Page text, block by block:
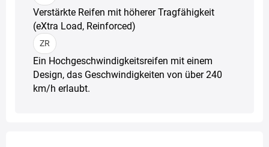
Verstärkte Reifen mit höherer Tragfähigkeit
(eXtra Load, Reinforced)
ZR
Ein Hochgeschwindigkeitsreifen mit einem
Design, das Geschwindigkeiten von über 240
km/h erlaubt.